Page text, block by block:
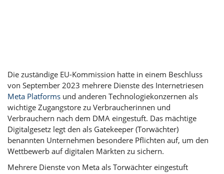
Die zuständige EU-Kommission hatte in einem Beschluss
von September 2023 mehrere Dienste des Internetriesen
Meta Platforms und anderen Technologiekonzernen als
wichtige Zugangstore zu Verbraucherinnen und
Verbrauchern nach dem DMA eingestuft. Das mächtige
Digitalgesetz legt den als Gatekeeper (Torwächter)
benannten Unternehmen besondere Pflichten auf, um den
Wettbewerb auf digitalen Märkten zu sichern.
Mehrere Dienste von Meta als Torwächter eingestuft